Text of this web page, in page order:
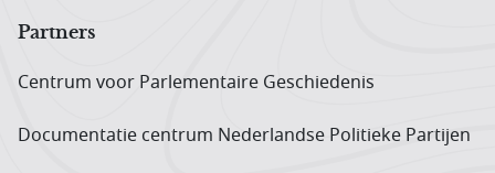
Partners
Centrum voor Parlementaire Geschiedenis
Documentatie centrum Neder­landse Politieke Partijen